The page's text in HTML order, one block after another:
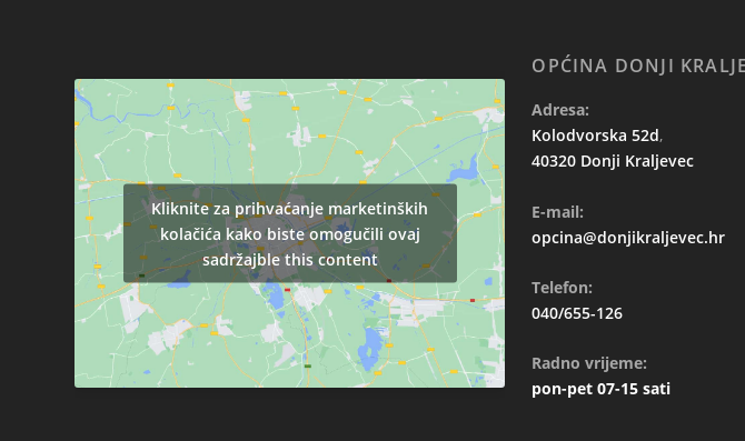
Kliknite za prihvaćanje marketinških
kolačića kako biste omogučili ovaj
sadržajble this content
OPĆINA DONJI
Adresa:
Kolodvorska 52d,
40320 Donji Kraljevec
E-mail:
opcina@donjikraljevec.hr
Telefon:
040/655-126
Radno vrijeme:
pon-pet 07-15 sati